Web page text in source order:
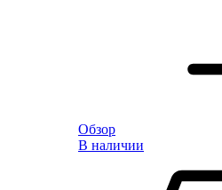
Обзор
В наличии